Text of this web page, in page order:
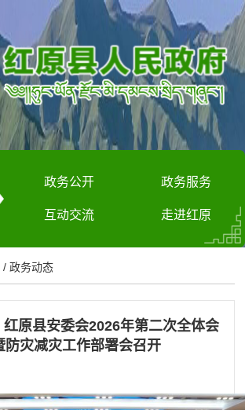
政务公开 政务服务
互动交流 走进红原
/政务动态
红原县安委会2026年第二次全体会
防灾减灾工作部署会召开